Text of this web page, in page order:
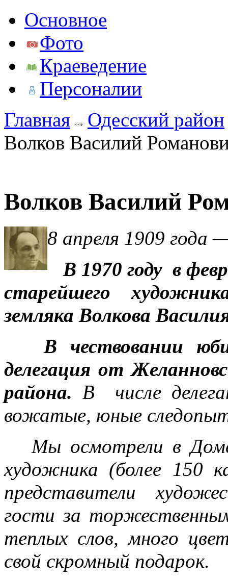
Основное
Фото
Краеведение
Персоналии
Главная
Одесский район
Волков Василий
Волков Василий
8 апреля 1909 года
В 1970 году в
старейшего
земляка Волкова
В чествовании
делегация от
района. В числе
вожатые, юные
Мы осмотрели в
художника (более 150
представители
гости за
теплых слов, много
свой скромный подарок.